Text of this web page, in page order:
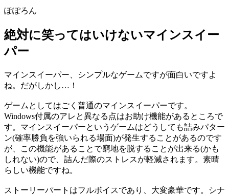
ぽぽろん
絶対に笑ってはいけないマインスイー
パー
マインスイーパー、シンプルなゲームですが面白いですよ
ね。だがしかし…！
ゲームとしてはごく普通のマインスイーパーです。
Windows付属のアレと異なる点はお助け機能があるところで
す。マインスイーパーというゲームはどうしても詰みパター
ン(確率勝負を強いられる場面)が発生することがあるのです
が、この機能があることで窮地を脱することが出来る(かも
しれない)ので、詰んだ際のストレスが軽減されます。素晴
らしい機能ですね。
ストーリーパートはフルボイスであり、大変豪華です。シナ